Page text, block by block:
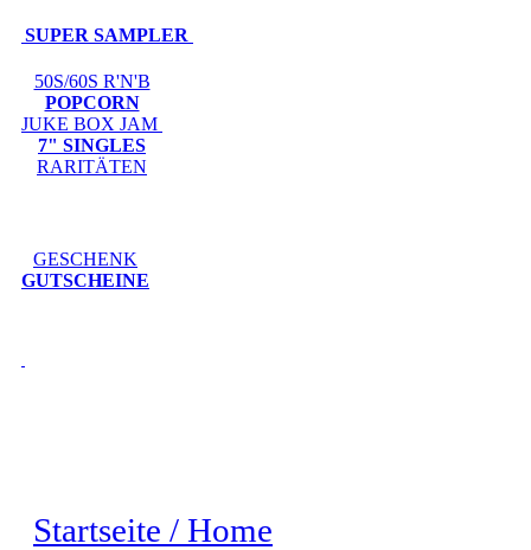
SUPER SAMPLER
50S/60S R'N'B
POPCORN
JUKE BOX JAM
7" SINGLES
RARITÄTEN
GESCHENK
GUTSCHEINE
Startseite / Home